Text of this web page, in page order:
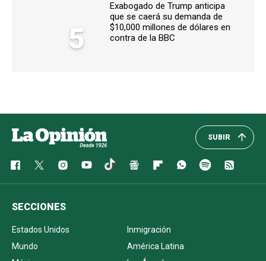
5
Exabogado de Trump anticipa
que se caerá su demanda de
$10,000 millones de dólares en
contra de la BBC
SUBIR
SECCIONES
Estados Unidos
Inmigración
Mundo
América Latina